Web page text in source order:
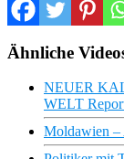
Ähnliche
NEUER
WELT
Moldawien –